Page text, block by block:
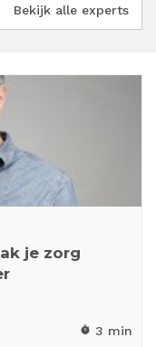
Bekijk alle experts
je zorg
timer 3 min